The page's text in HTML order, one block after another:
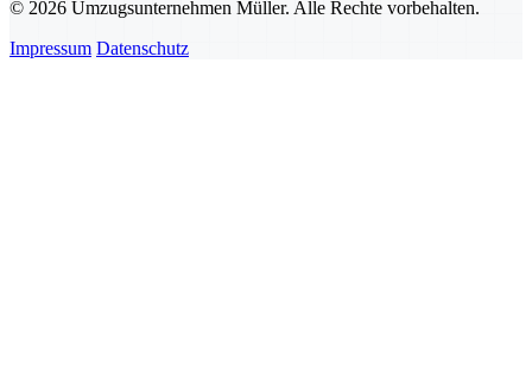
© 2026 Umzugsunternehmen Müller. Alle Rechte vorbehalten.
Impressum Datenschutz